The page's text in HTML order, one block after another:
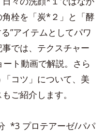
栓を「炭*２」と「酵
”アイテムとしてパワ
では、テクスチャー
ト動画で解説。さら
コツ」について、美
ご紹介します。
*3 プロテアーゼ/パパ